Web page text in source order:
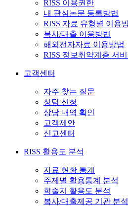
RISS 이용권한
내 관심논문 등록방법
RISS 자료 유형별 이용
복사/대출 이용방법
해외전자자료 이용방법
RISS 정보취약계층 서
고객센터
자주 찾는 질문
상담 신청
상담 내역 확인
고객제안
신고센터
RISS 활용도 분석
자료 현황 통계
주제별 활용통계 분석
학술지 활용도 분석
복사/대출제공 기관 분석